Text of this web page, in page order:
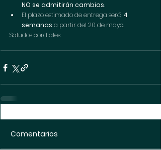
NO se admitirán cambios.
El plazo estimado de entrega será 4
semanas a partir del 20 de mayo.
Saludos cordiales.
Comentarios